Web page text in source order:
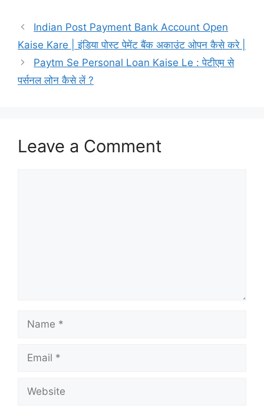
Indian Post Payment Bank Account Open
Kaise Kare | इंडिया पोस्ट पेमेंट बैंक अकाउंट ओपन कैसे करे |
Paytm Se Personal Loan Kaise Le : पेटीएम से
पर्सनल लोन कैसे लें ?
Leave a Comment
Name
Email
Website